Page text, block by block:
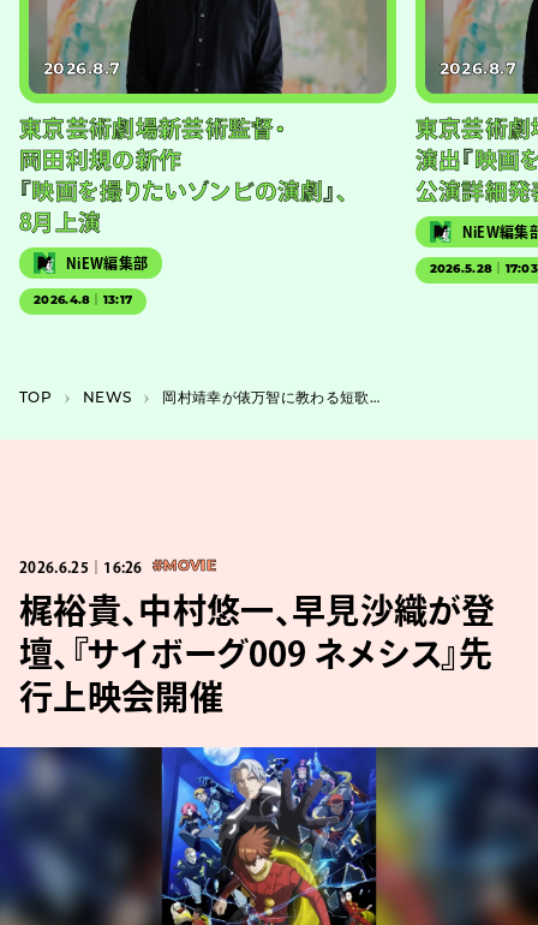
2026.8.7
東京芸術劇場新芸術監督・
岡田利規の新作
『映画を撮りたいゾンビの演劇』、
8月上演
NiEW編集部
2026.4.8｜13:17
2026.8.7
東京芸術劇
演出『映画
公演詳細発
NiEW編集
2026.5.28｜17:03
TOP NEWS 岡村靖幸が俵万智に教わる短歌教室『短歌ご一緒しませんか』7月刊行
2026.6.25｜16:26 #MOVIE
梶裕貴、中村悠一、早見沙織が登
壇、『サイボーグ009 ネメシス』先
行上映会開催